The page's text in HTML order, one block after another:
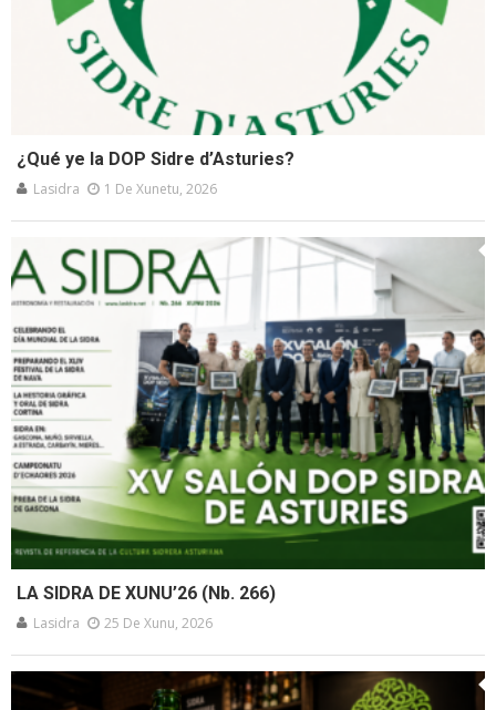
¿Qué ye la DOP Sidre d’Asturies?
Lasidra 1 De Xunetu, 2026
LA SIDRA DE XUNU’26 (Nb. 266)
Lasidra 25 De Xunu, 2026